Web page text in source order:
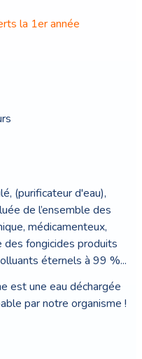
la 1er année
(purificateur d'eau),
de l’ensemble des
médicamenteux,
des fongicides produits
éternels à 99 %...
est une eau déchargée
par notre organisme !